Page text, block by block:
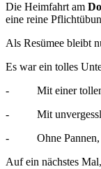
Die Heimfahrt am
eine reine
Als Resümee bleibt
Es war ein tolles
- Mit einer tollen
- Mit
- Ohne Pannen,
Auf ein nächstes Mal,